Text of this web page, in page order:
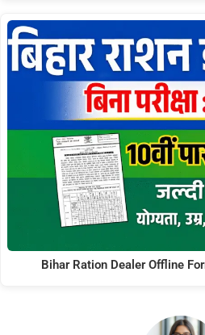
Bihar Ration Dealer Offline